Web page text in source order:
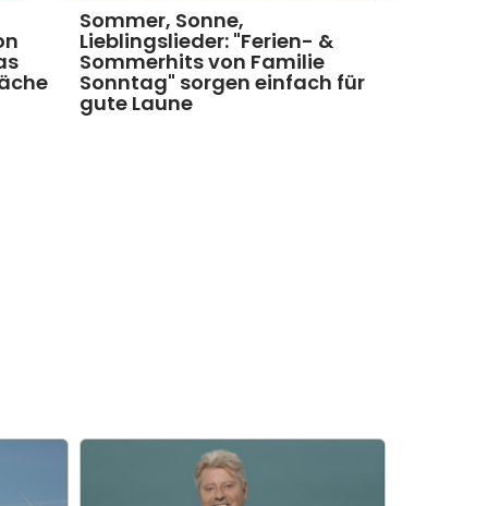
Sommer, Sonne,
Lieblingslieder: "Ferien- &
Sommerhits von Familie
Sonntag" sorgen einfach für
gute Laune